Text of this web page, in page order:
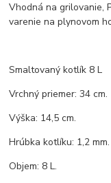
Vhodná na grilovanie,
varenie na plynovom
Smaltovaný kotlík 8 L
Vrchný priemer: 34 cm.
Výška: 14,5 cm.
Hrúbka kotlíku: 1,2 mm.
Objem: 8 L.